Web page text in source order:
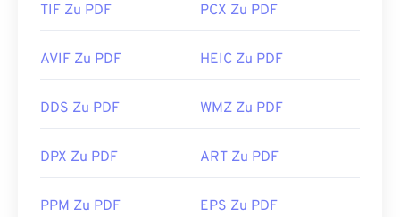
TIF Zu PDF PCX Zu PDF
AVIF Zu PDF HEIC Zu PDF
DDS Zu PDF WMZ Zu PDF
DPX Zu PDF ART Zu PDF
PPM Zu PDF EPS Zu PDF